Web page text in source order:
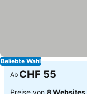
Beliebte Wahl
Ab CHF 55
Preise von 8 Websites